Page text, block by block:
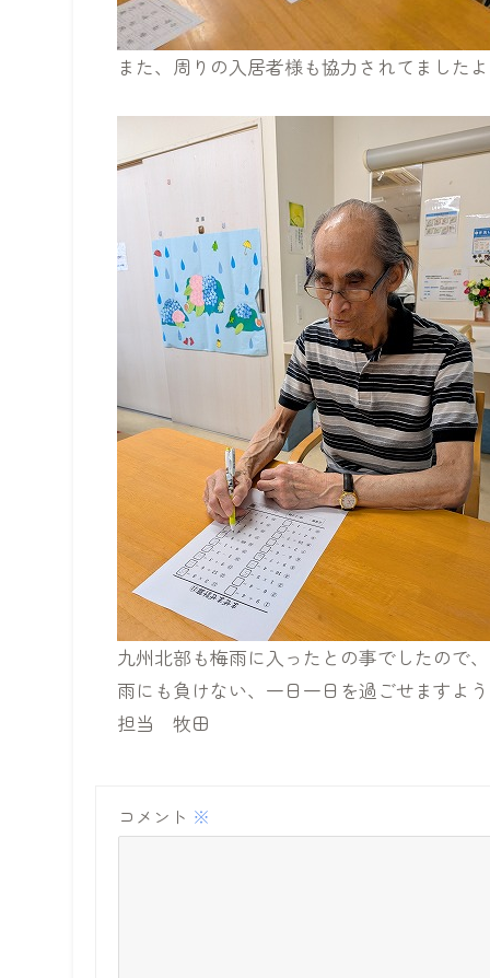
また、周りの入居者様も協力されてましたよ
九州北部も梅雨に入ったとの事でしたので、
雨にも負けない、一日一日を過ごせますよ
担当 牧田
コメント ※